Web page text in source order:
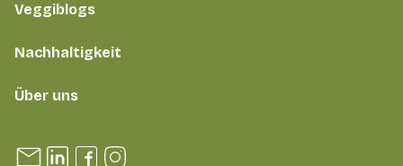
Veggiblogs
Nachhaltigkeit
Über uns